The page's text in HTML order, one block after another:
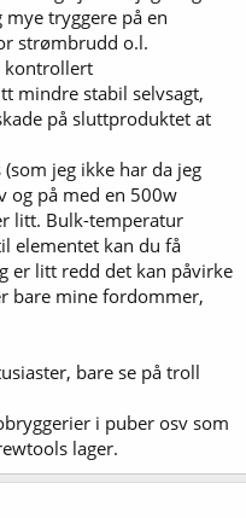
tryggere på en
strømbrudd o.l.
kontrollert
mindre stabil selvsagt,
på sluttproduktet at
jeg ikke har da jeg
og på med en 500w
litt. Bulk-temperatur
elementet kan du få
er litt redd det kan påvirke
bare mine fordommer,
bare se på troll
i puber osv som
lager.